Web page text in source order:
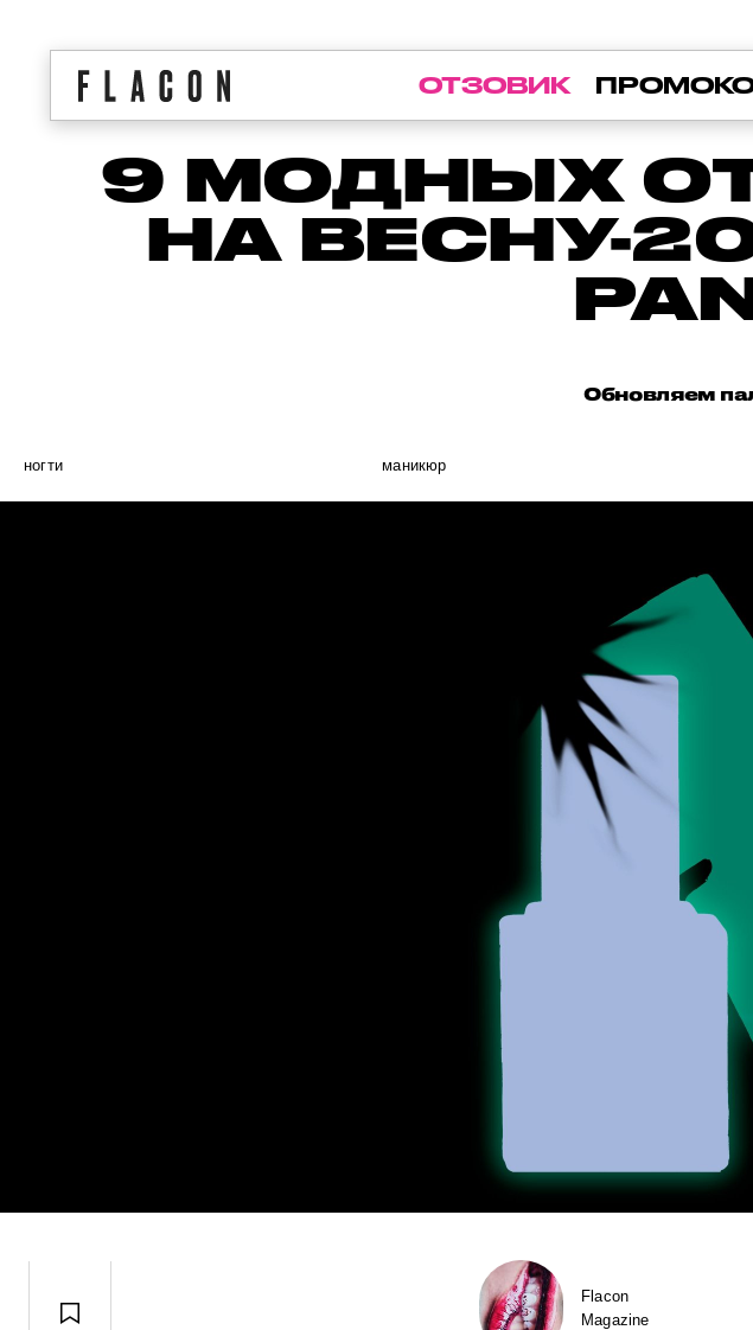
ОТЗОВИК
9 МОДНЫХ
НА ВЕСНУ-
Обновляем
ногти маникюр
Flacon
Magazine